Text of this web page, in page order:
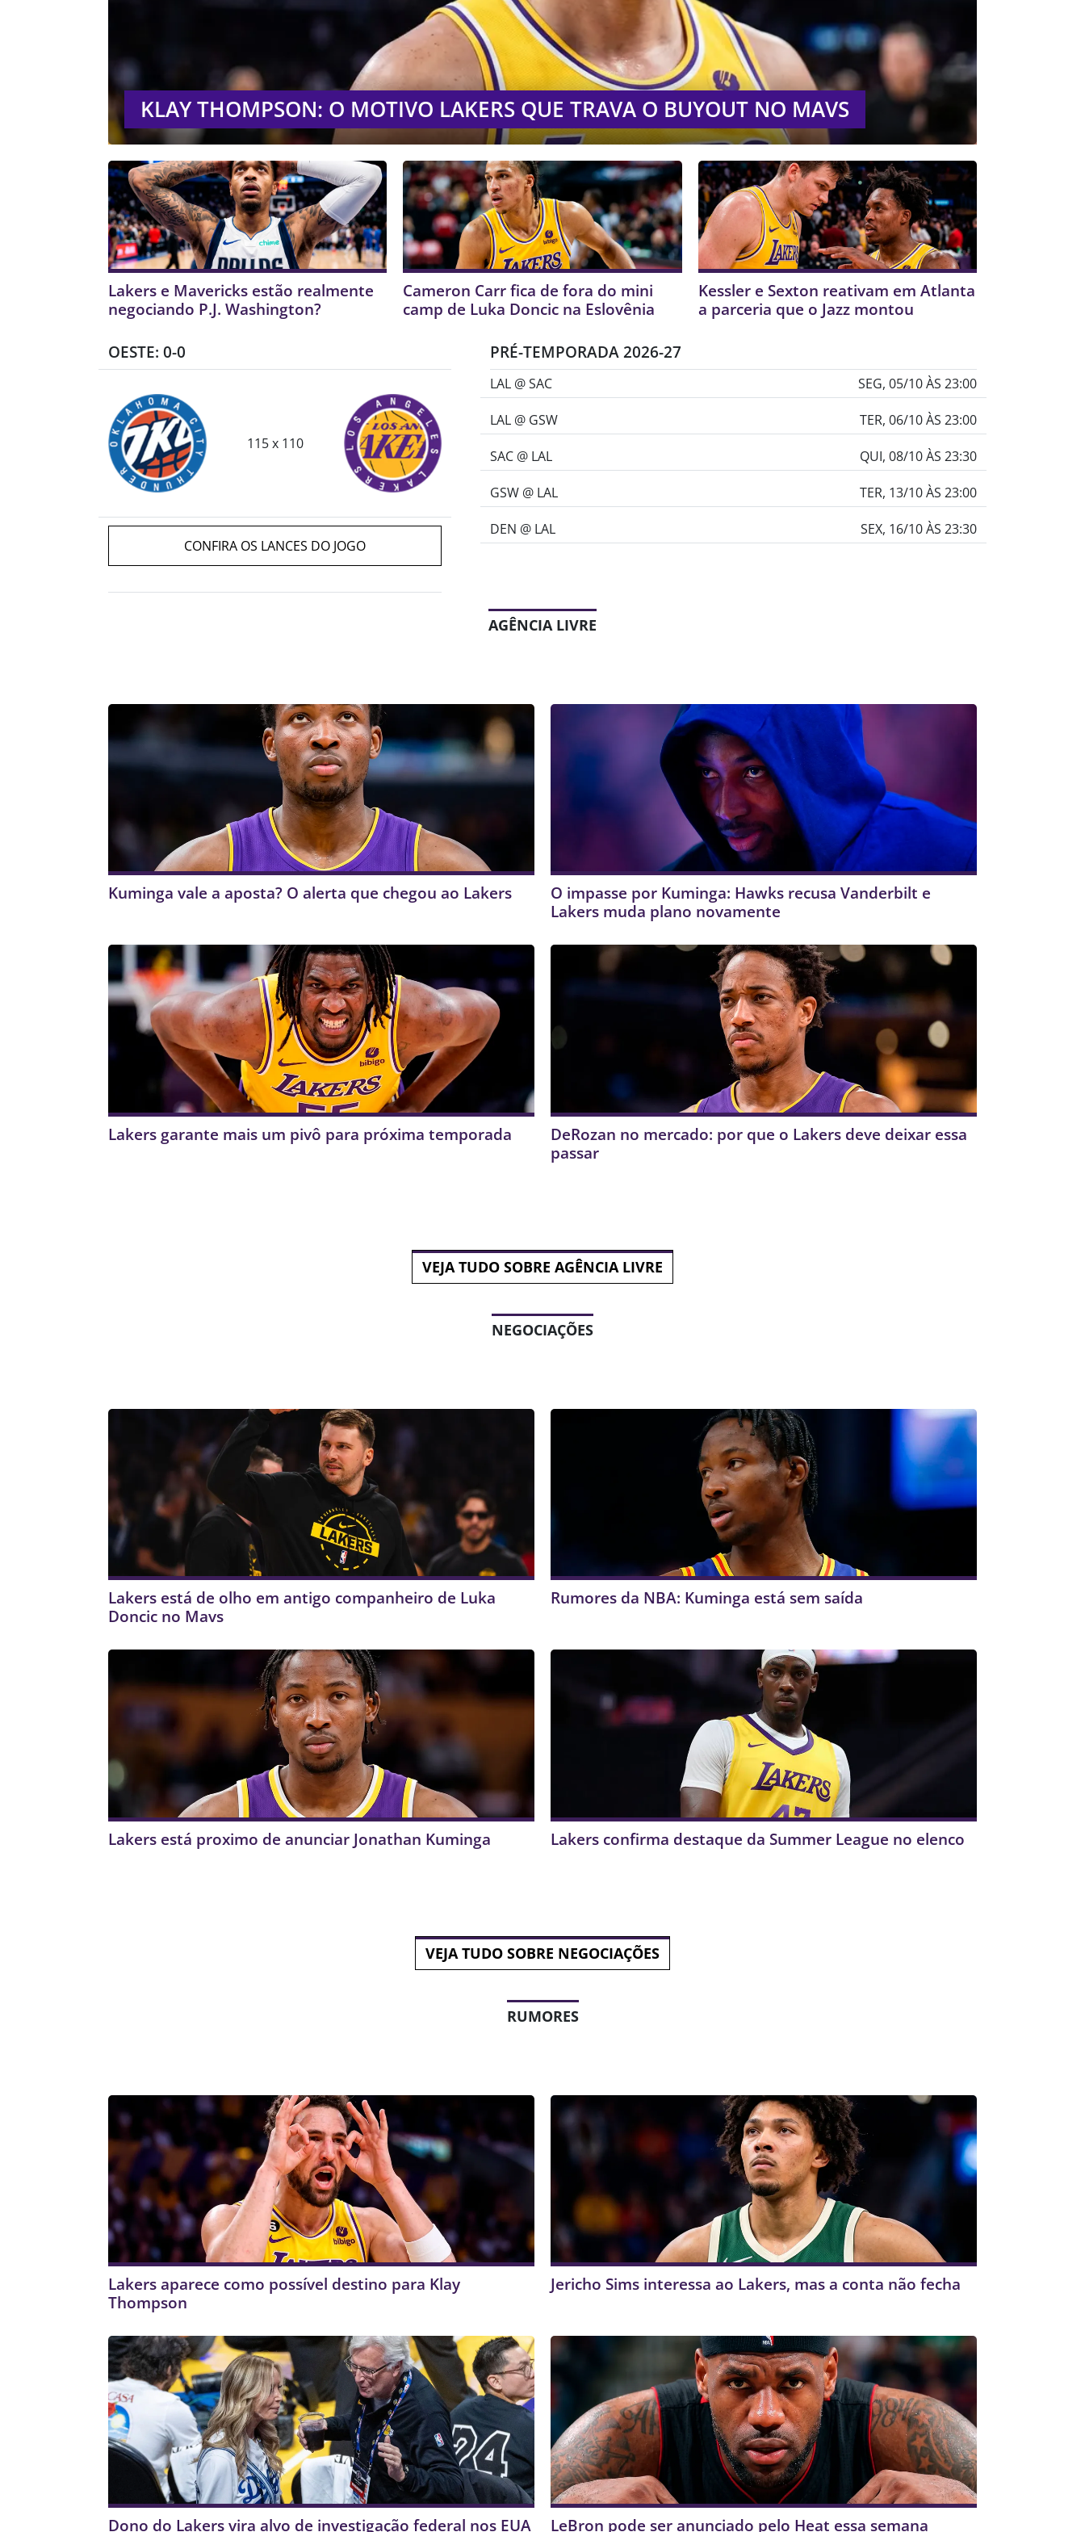
KLAY THOMPSON: O MOTIVO LAKERS QUE TRAVA O BUYOUT NO MAVS
Lakers e Mavericks estão realmente
negociando P.J. Washington?
Cameron Carr fica de fora do mini
camp de Luka Doncic na Eslovênia
Kessler e Sexton reativam em Atlanta
a parceria que o Jazz montou
OESTE: 0-0
115 x 110
CONFIRA OS LANCES DO JOGO
PRÉ-TEMPORADA 2026-27
LAL @ SAC SEG, 05/10 ÀS 23:00
LAL @ GSW TER, 06/10 ÀS 23:00
SAC @ LAL QUI, 08/10 ÀS 23:30
GSW @ LAL TER, 13/10 ÀS 23:00
DEN @ LAL SEX, 16/10 ÀS 23:30
AGÊNCIA LIVRE
Kuminga vale a aposta? O alerta que chegou ao Lakers
O impasse por Kuminga: Hawks recusa Vanderbilt e
Lakers muda plano novamente
Lakers garante mais um pivô para próxima temporada
DeRozan no mercado: por que o Lakers deve deixar essa
passar
VEJA TUDO SOBRE AGÊNCIA LIVRE
NEGOCIAÇÕES
Lakers está de olho em antigo companheiro de Luka
Doncic no Mavs
Rumores da NBA: Kuminga está sem saída
Lakers está proximo de anunciar Jonathan Kuminga Lakers confirma destaque da Summer League no elenco
VEJA TUDO SOBRE NEGOCIAÇÕES
RUMORES
Lakers aparece como possível destino para Klay
Thompson
Jericho Sims interessa ao Lakers, mas a conta não fecha
Dono do Lakers vira alvo de investigação federal nos EUA LeBron pode ser anunciado pelo Heat essa semana